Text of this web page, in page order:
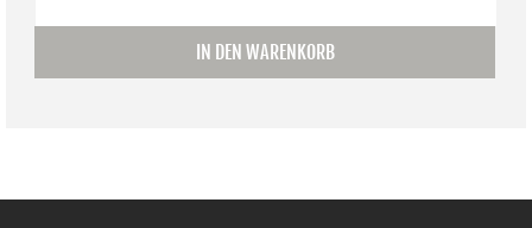
IN DEN WARENKORB